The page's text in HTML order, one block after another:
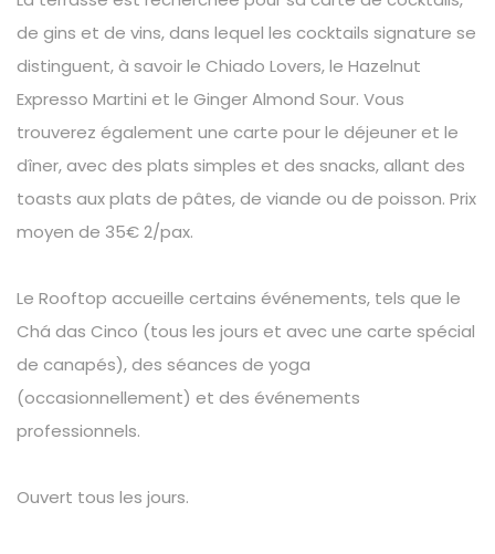
de gins et de vins, dans lequel les cocktails signature se
distinguent, à savoir le Chiado Lovers, le Hazelnut
Expresso Martini et le Ginger Almond Sour. Vous
trouverez également une carte pour le déjeuner et le
dîner, avec des plats simples et des snacks, allant des
toasts aux plats de pâtes, de viande ou de poisson. Prix
moyen de 35€ 2/pax.
Le Rooftop accueille certains événements, tels que le
Chá das Cinco (tous les jours et avec une carte spécial
de canapés), des séances de yoga
(occasionnellement) et des événements
professionnels.
Ouvert tous les jours.